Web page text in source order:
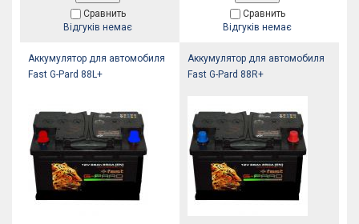
Сравнить
Відгуків немає
Сравнить
Відгуків немає
Аккумулятор для автомобиля
Fast G-Pard 88L+
Аккумулятор для автомобиля
Fast G-Pard 88R+